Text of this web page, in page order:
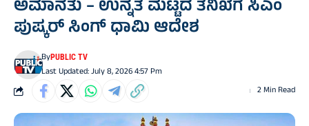
ಅಮಾನತು – ಉನ್ನತ ಮಟ್ಟದ ತನಿಖೆಗೆ ಸಿಎಂ
ಪುಷ್ಕರ್ ಸಿಂಗ್ ಧಾಮಿ ಆದೇಶ
Last Updated: July 8, 2026 4:57 Pm
ByPUBLIC TV
2 Min Read